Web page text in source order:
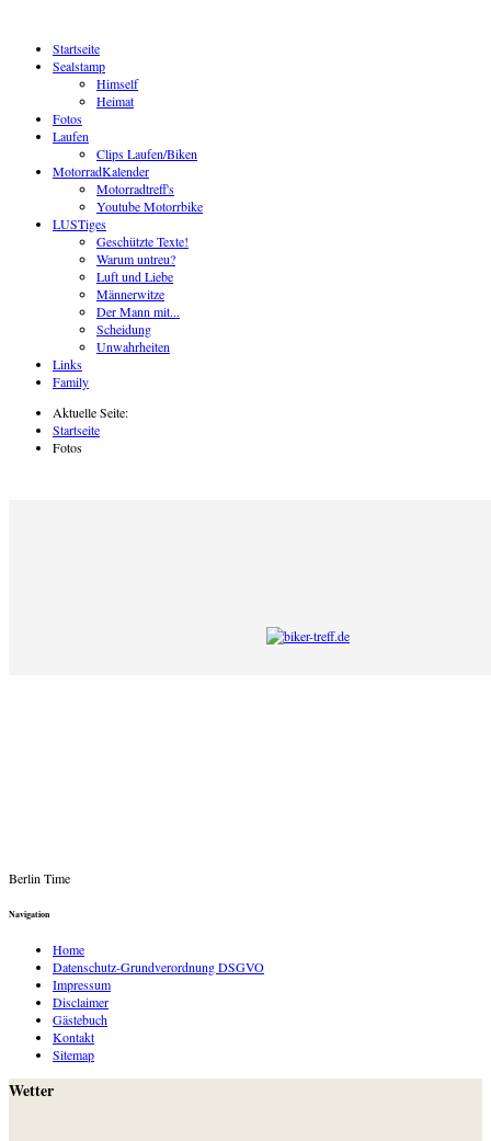
Startseite
Sealstamp
Himself
Heimat
Fotos
Laufen
Clips Laufen/Biken
MotorradKalender
Motorradtreff's
Youtube Motorrbike
LUSTiges
Geschützte Texte!
Warum untreu?
Luft und Liebe
Männerwitze
Der Mann mit...
Scheidung
Unwahrheiten
Links
Family
Aktuelle Seite:
Startseite
Fotos
Berlin Time
Navigation
Home
Datenschutz-Grundverordnung DSGVO
Impressum
Disclaimer
Gästebuch
Kontakt
Sitemap
Wetter